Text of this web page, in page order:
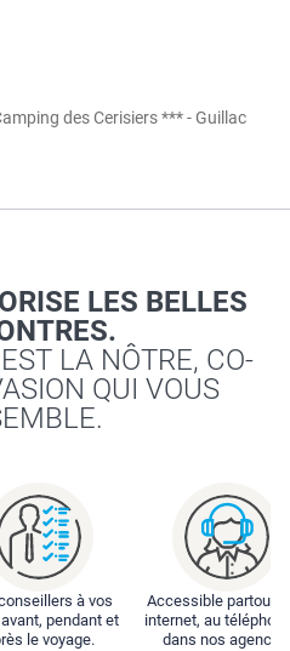
des Cerisiers *** - Guillac
LES BELLES
LA NÔTRE, CO-
QUI VOUS
à vos
pendant et
le voyage.
Accessible partout :
internet, au
dans nos